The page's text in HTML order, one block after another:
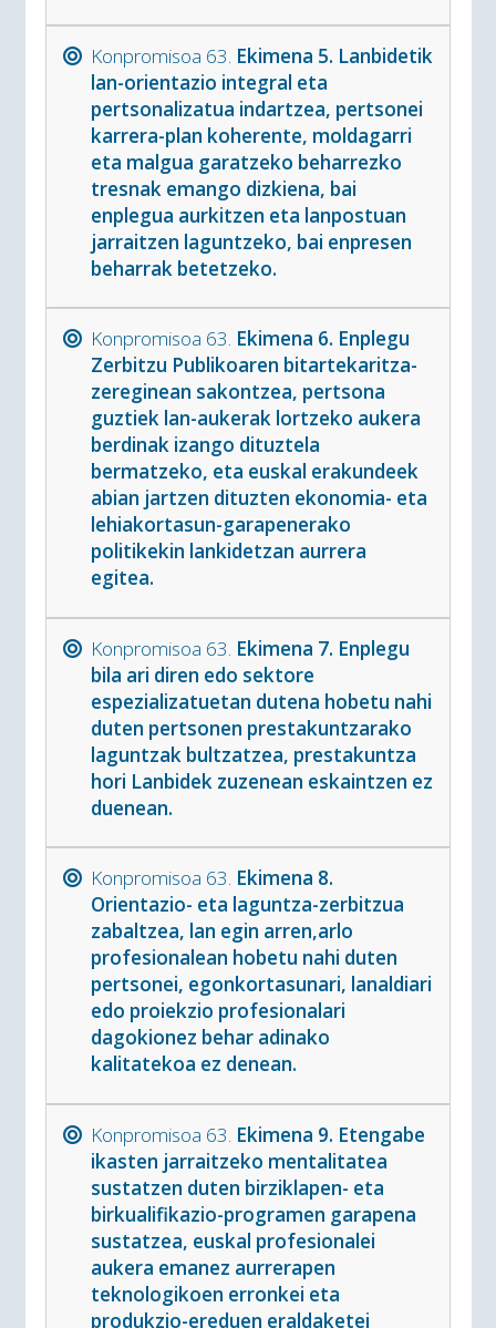
Konpromisoa 63. Ekimena 5. Lanbidetik
lan-orientazio integral eta
pertsonalizatua indartzea, pertsonei
karrera-plan koherente, moldagarri
eta malgua garatzeko beharrezko
tresnak emango dizkiena, bai
enplegua aurkitzen eta lanpostuan
jarraitzen laguntzeko, bai enpresen
beharrak betetzeko.
Konpromisoa 63. Ekimena 6. Enplegu
Zerbitzu Publikoaren bitartekaritza-
zereginean sakontzea, pertsona
guztiek lan-aukerak lortzeko aukera
berdinak izango dituztela
bermatzeko, eta euskal erakundeek
abian jartzen dituzten ekonomia- eta
lehiakortasun-garapenerako
politikekin lankidetzan aurrera
egitea.
Konpromisoa 63. Ekimena 7. Enplegu
bila ari diren edo sektore
espezializatuetan dutena hobetu nahi
duten pertsonen prestakuntzarako
laguntzak bultzatzea, prestakuntza
hori Lanbidek zuzenean eskaintzen ez
duenean.
Konpromisoa 63. Ekimena 8.
Orientazio- eta laguntza-zerbitzua
zabaltzea, lan egin arren,arlo
profesionalean hobetu nahi duten
pertsonei, egonkortasunari, lanaldiari
edo proiekzio profesionalari
dagokionez behar adinako
kalitatekoa ez denean.
Konpromisoa 63. Ekimena 9. Etengabe
ikasten jarraitzeko mentalitatea
sustatzen duten birziklapen- eta
birkualifikazio-programen garapena
sustatzea, euskal profesionalei
aukera emanez aurrerapen
teknologikoen erronkei eta
produkzio-ereduen eraldaketei